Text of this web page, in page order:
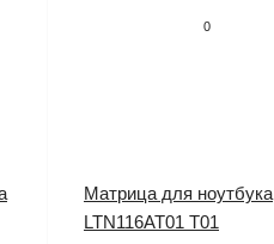
0
Матрица для ноутбука
LTN116AT01 T01